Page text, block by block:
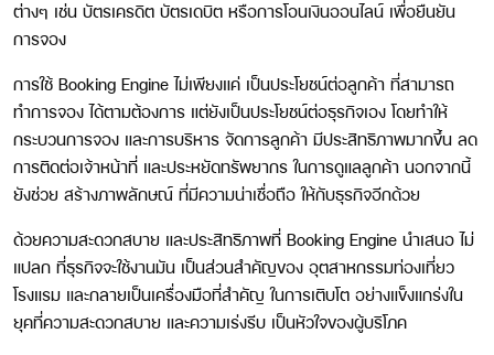
ต่างๆ เช่น บัตรเครดิต บัตรเดบิต หรือการโอนเงินออนไลน์ เพื่อยืนยัน
การจอง
การใช้ Booking Engine ไม่เพียงแค่ เป็นประโยชน์ต่อลูกค้า ที่สามารถ
ทำการจอง ได้ตามต้องการ แต่ยังเป็นประโยชน์ต่อธุรกิจเอง โดยทำให้
กระบวนการจอง และการบริหาร จัดการลูกค้า มีประสิทธิภาพมากขึ้น ลด
การติดต่อเจ้าหน้าที่ และประหยัดทรัพยากร ในการดูแลลูกค้า นอกจากนี้
ยังช่วย สร้างภาพลักษณ์ ที่มีความน่าเชื่อถือ ให้กับธุรกิจอีกด้วย
ด้วยความสะดวกสบาย และประสิทธิภาพที่ Booking Engine นำเสนอ ไม่
แปลก ที่ธุรกิจจะใช้งานมัน เป็นส่วนสำคัญของ อุตสาหกรรมท่องเที่ยว
โรงแรม และกลายเป็นเครื่องมือที่สำคัญ ในการเติบโต อย่างแข็งแกร่งใน
ยุคที่ความสะดวกสบาย และความเร่งรีบ เป็นหัวใจของผู้บริโภค